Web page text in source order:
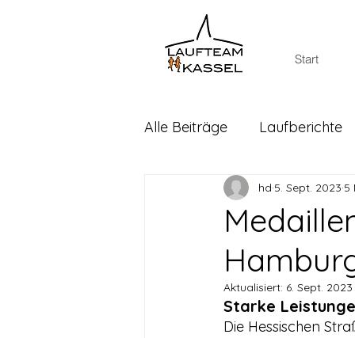
Start
Alle Beiträge Laufberichte
hd 5. Sept. 2023 5
Aktualisiert: 6. Sept. 2023
Starke
Die Hessischen